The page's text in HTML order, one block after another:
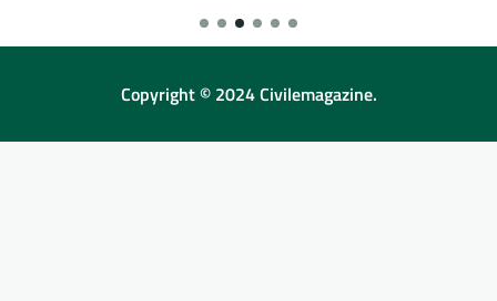
Copyright © 2024 Civilemagazine.